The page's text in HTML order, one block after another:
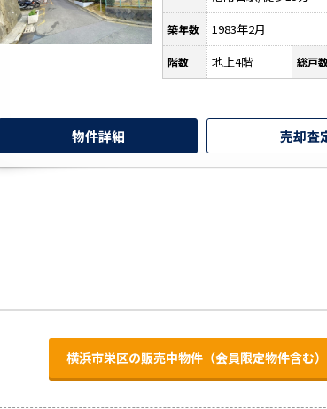
築年数 1983年2月
階数 地上4階 総戸
物件詳細 売却査
横浜市栄区の販売中物件（会員限定物件含む